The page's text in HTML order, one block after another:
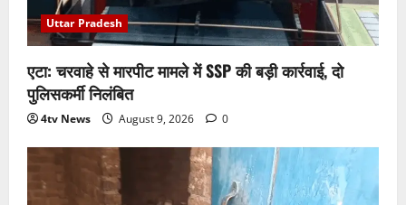
Uttar Pradesh
एटा: चरवाहे से मारपीट मामले में SSP की बड़ी कार्रवाई, दो
पुलिसकर्मी निलंबित
4tv News August 9, 2026 0